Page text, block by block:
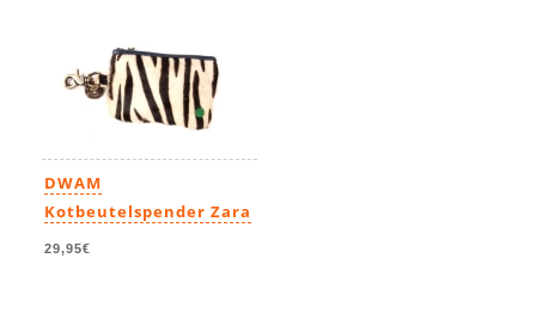
DWAM
Kotbeutelspender Zara
29,95€